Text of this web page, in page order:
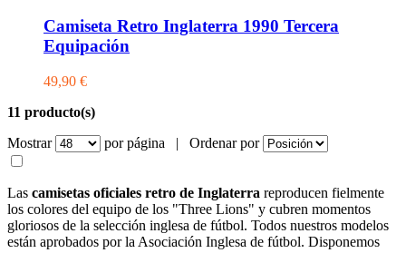
Camiseta Retro Inglaterra 1990 Tercera
Equipación
49,90 €
11 producto(s)
Mostrar
por página | Ordenar por
Las camisetas oficiales retro de Inglaterra reproducen fielmente
los colores del equipo de los "Three Lions" y cubren momentos
gloriosos de la selección inglesa de fútbol. Todos nuestros modelos
están aprobados por la Asociación Inglesa de fútbol. Disponemos